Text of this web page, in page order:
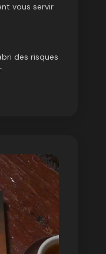
vous servir
des risques